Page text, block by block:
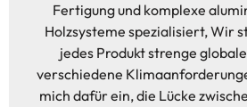
Fertigung und komplexe
Holzsysteme spezialisiert, Wir
jedes Produkt strenge
verschiedene
mich dafür ein, die Lücke